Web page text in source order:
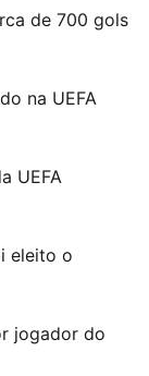
de 700 gols
na UEFA
UEFA
eleito o
jogador do